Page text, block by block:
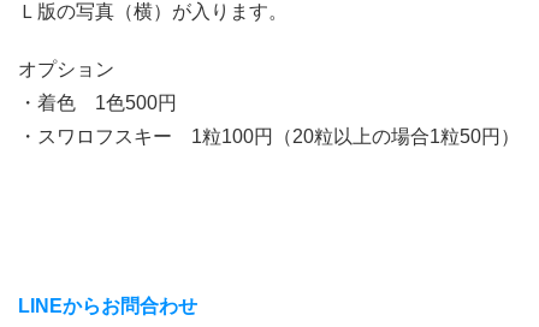
Ｌ版の写真（横）が入ります。
オプション
・着色 1色500円
・スワロフスキー 1粒100円（20粒以上の場合1粒50円）
LINEからお問合わせ